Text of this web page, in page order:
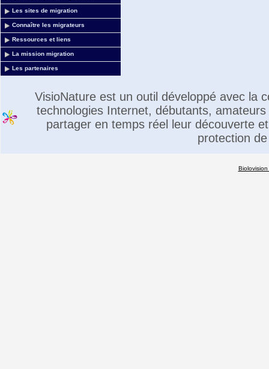
Les sites de migration
Connaître les migrateurs
Ressources et liens
La mission migration
Les partenaires
VisioNature est un outil développé avec la
technologies Internet, débutants,
partager en temps réel leur découverte
protection
Biolovision